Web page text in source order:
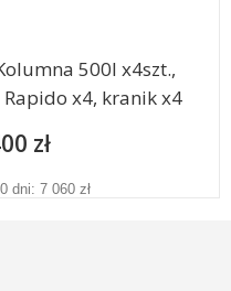
500l x4szt.,
x4, kranik x4
zł
dni: 7 060 zł